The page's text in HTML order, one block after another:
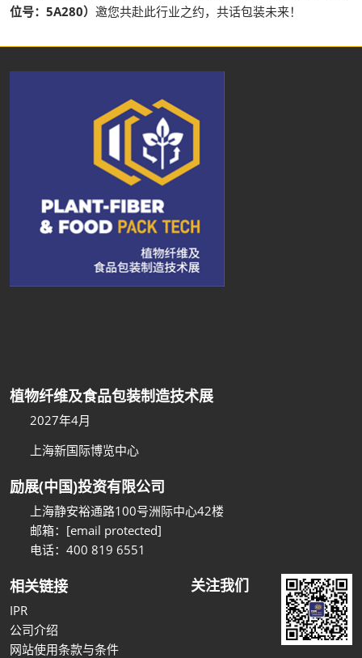
位号：5A280） 邀您共赴此行业之约，共话包装未来！
植物纤维及食品包装制造技术展
2027年4月
上海新国际博览中心
励展(中国)投资有限公司
上海静安裕通路100号洲际中心42楼
邮箱： [email protected]
电话：400 819 6551
相关链接
IPR
公司介绍
网站使用条款与条件
关注我们